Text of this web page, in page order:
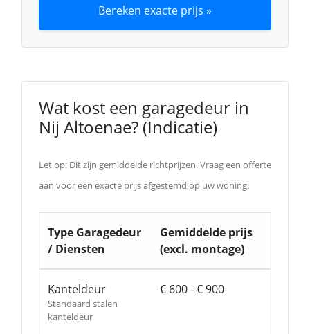
Bereken exacte prijs »
Wat kost een garagedeur in
Nij Altoenae? (Indicatie)
Let op: Dit zijn gemiddelde richtprijzen. Vraag een offerte
aan voor een exacte prijs afgestemd op uw woning.
Type Garagedeur
/ Diensten
Gemiddelde prijs
(excl. montage)
Kanteldeur
Standaard stalen
kanteldeur
€ 600 - € 900